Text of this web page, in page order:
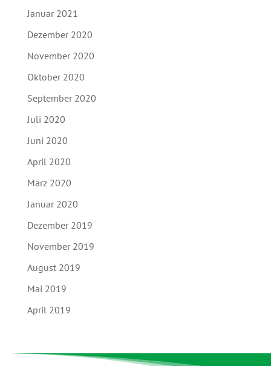
Januar 2021
Dezember 2020
November 2020
Oktober 2020
September 2020
Juli 2020
Juni 2020
April 2020
März 2020
Januar 2020
Dezember 2019
November 2019
August 2019
Mai 2019
April 2019